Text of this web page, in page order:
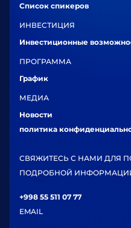
Список спикеров
ИНВЕСТИЦИЯ
Инвестиционные
ПРОГРАММА
График
МЕДИА
Новости
политика
СВЯЖИТЕСЬ С НАМИ ДЛЯ
ПОДРОБНОЙ
+998 55 511 07 77
EMAIL